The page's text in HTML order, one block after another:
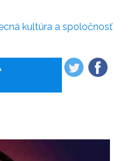
kultúra a spoločnosť